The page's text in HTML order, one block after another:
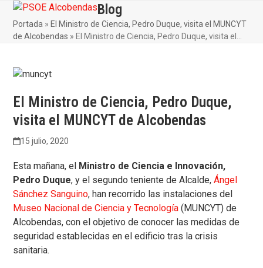
Skip
content
Open
mobile
Close
mobile
Blog
Portada » El Ministro de Ciencia, Pedro Duque, visita el MUNCYT
de Alcobendas » El Ministro de Ciencia, Pedro Duque, visita el…
El Ministro de Ciencia, Pedro Duque,
visita el MUNCYT de Alcobendas
15 julio, 2020
Esta mañana, el Ministro de Ciencia e Innovación,
Pedro Duque, y el segundo teniente de Alcalde,Ángel
Sánchez Sanguino, han recorrido las instalaciones del
Museo Nacional de Ciencia y Tecnología (MUNCYT) de
Alcobendas, con el objetivo de conocer las medidas de
seguridad establecidas en el edificio tras la crisis
sanitaria.